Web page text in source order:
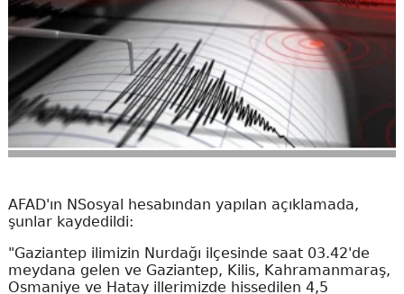
AFAD'ın NSosyal hesabından yapılan açıklamada,
şunlar kaydedildi:
"Gaziantep ilimizin Nurdağı ilçesinde saat 03.42'de
meydana gelen ve Gaziantep, Kilis, Kahramanmaraş,
Osmaniye ve Hatay illerimizde hissedilen 4,5